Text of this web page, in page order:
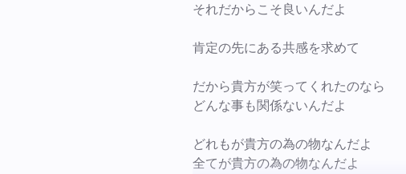
それだからこそ良いんだよ
肯定の先にある共感を求めて
だから貴方が笑ってくれたのなら
どんな事も関係ないんだよ
どれもが貴方の為の物なんだよ
全てが貴方の為の物なんだよ